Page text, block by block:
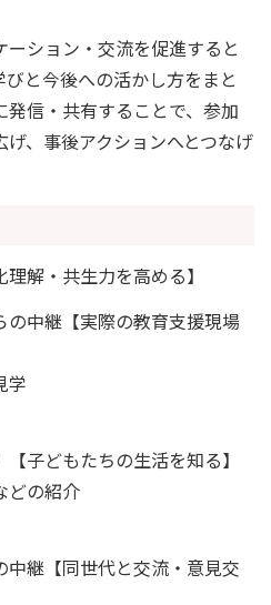
ション・交流を促進すると
と今後への活かし方をまと
信・共有することで、参加
、事後アクションへとつなげ
解・共生力を高める】
の中継【実際の教育支援現場
学
子どもたちの生活を知る】
どの紹介
中継【同世代と交流・意見交